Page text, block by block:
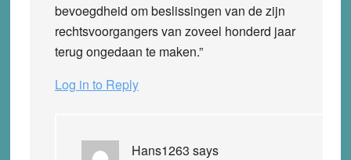
bevoegdheid om beslissingen van de zijn
rechtsvoorgangers van zoveel honderd jaar
terug ongedaan te maken.”
Log in to Reply
Hans1263 says